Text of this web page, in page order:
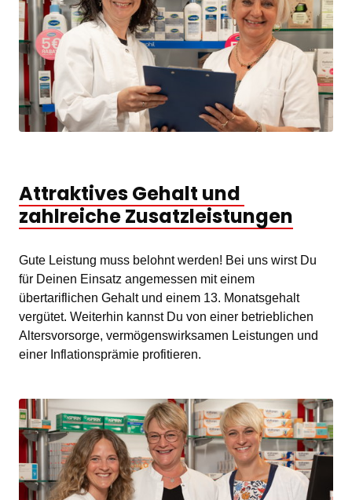
Attraktives Gehalt
zahlreiche Zusatzleistungen
Gute Leistung muss belohnt werden! Bei uns wirst Du
für Deinen Einsatz angemessen mit einem
übertariflichen Gehalt und einem 13. Monatsgehalt
vergütet. Weiterhin kannst Du von einer betrieblichen
Altersvorsorge, vermögenswirksamen Leistungen und
einer Inflationsprämie profitieren.